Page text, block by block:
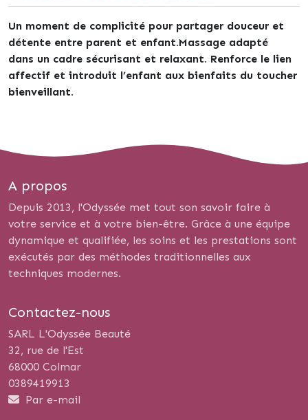
Un moment de complicité pour partager douceur et
détente entre parent et enfant.Massage adapté
dans un cadre sécurisant et relaxant. Renforce le lien
affectif et introduit l’enfant aux bienfaits du toucher
bienveillant.
A propos
Depuis 2013, l'Odyssée met tout son savoir faire à
votre service et à votre bien-être. Grâce à une équipe
dynamique et qualifiée, les soins et les prestations sont
exécutés par des méthodes traditionnelles aux
techniques modernes.
Contactez-nous
SARL L'Odyssée Beauté
32, rue de l'Est
68000 Colmar
0389419913
Par e-mail